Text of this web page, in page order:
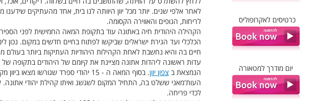
כרטיסים לאקרופוליס
יום מודרך למטאורה
לאחר אלפי שנים. יותר מכל יוון היוותה לנו בית, אחד מהעתיקים
לריחות, הנופים והאווירה הקסומה.
הקהילה היהודית חיה באתונה עוד בתקופת המאה החמישית לפני
חיים בה והיא נחשבת לאחת הקהילות היהודיות העתיקות ביותר בעולם
עדות ראשונה ליהדות אתונה מציינת את קיומם של היהודים בתקופה של שנת 85 לפנה"ס. בתקופת ימי הביניים רוב הקהילה היהודית חיה
הנמצאת ב צפון יוון
העות'מאני ששלט בה, התחיל המקום לשגשג ואיתו קהילת יהודי
לכדי פריחה.